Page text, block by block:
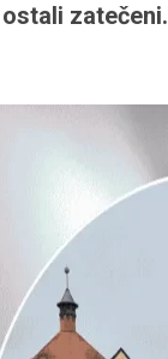
zatečeni.